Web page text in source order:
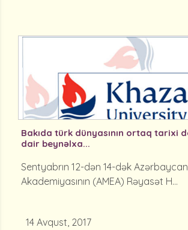
Bakıda türk dünyasının ortaq tarixi
dair beynəlxa...
Sentyabrın 12-dən 14-dək
Akademiyasının (AMEA) Rəyasət H...
14 Avqust, 2017